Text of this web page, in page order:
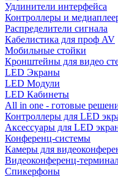
Удлинители интерфейса
Контроллеры и
Распределители сигнала
Кабелистика для проф AV
Мобильные стойки
Кронштейны для видео
LED Экраны
LED Модули
LED Кабинеты
All in one - готовые
Контроллеры для LED
Аксессуары для LED
Конференц-системы
Камеры для
Видеоконференц-
Спикерфоны